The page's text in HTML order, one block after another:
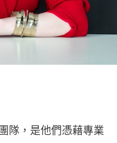
隊，是他們憑藉專業